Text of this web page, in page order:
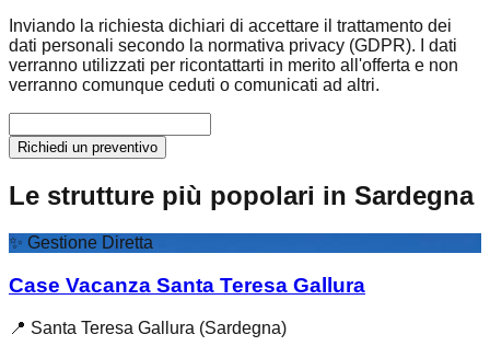
Inviando la richiesta dichiari di accettare il trattamento dei
dati personali secondo la normativa privacy (GDPR). I dati
verranno utilizzati per ricontattarti in merito all'offerta e non
verranno comunque ceduti o comunicati ad altri.
Richiedi un preventivo
Le strutture più popolari in Sardegna
✨ Gestione Diretta
Case Vacanza Santa Teresa Gallura
📍 Santa Teresa Gallura (Sardegna)